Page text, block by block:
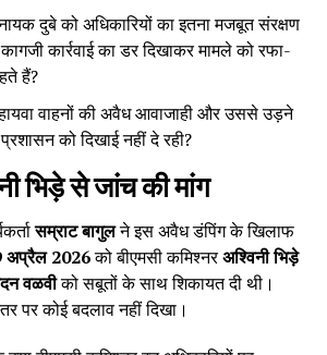
दुबे को अधिकारियों का इतना मजबूत संरक्षण
कार्रवाई का डर दिखाकर मामले को रफा-
हैं?
वाहनों की अवैध आवाजाही और उससे उड़ने
को दिखाई नहीं दे रही?
भिड़े से जांच की मांग
सम्राट बागुलने इस अवैध डंपिंग के खिलाफ
अप्रैल 2026को बीएमसी कमिश्नरअश्विनी भिड़े
वळवीको सबूतों के साथ शिकायत दी थी।
पर कोई बदलाव नहीं दिखा।